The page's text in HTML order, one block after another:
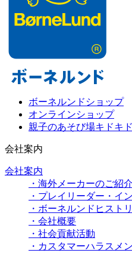
ボーネルンドショップ
オンラインショップ
親子のあそび場キドキド
会社案内
会社案内
・海外メーカーのご紹介
・プレイリーダー・イ
・ボーネルンドヒスト
・会社概要
・社会貢献活動
・カスタマーハラスメ